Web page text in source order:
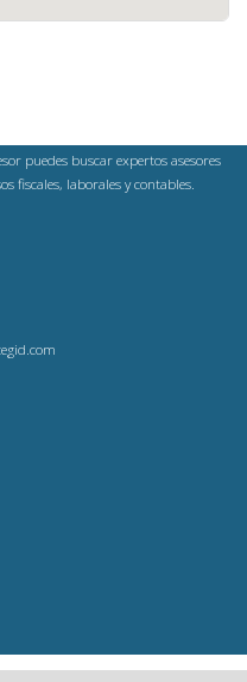
puedes buscar expertos asesores
fiscales, laborales y contables.